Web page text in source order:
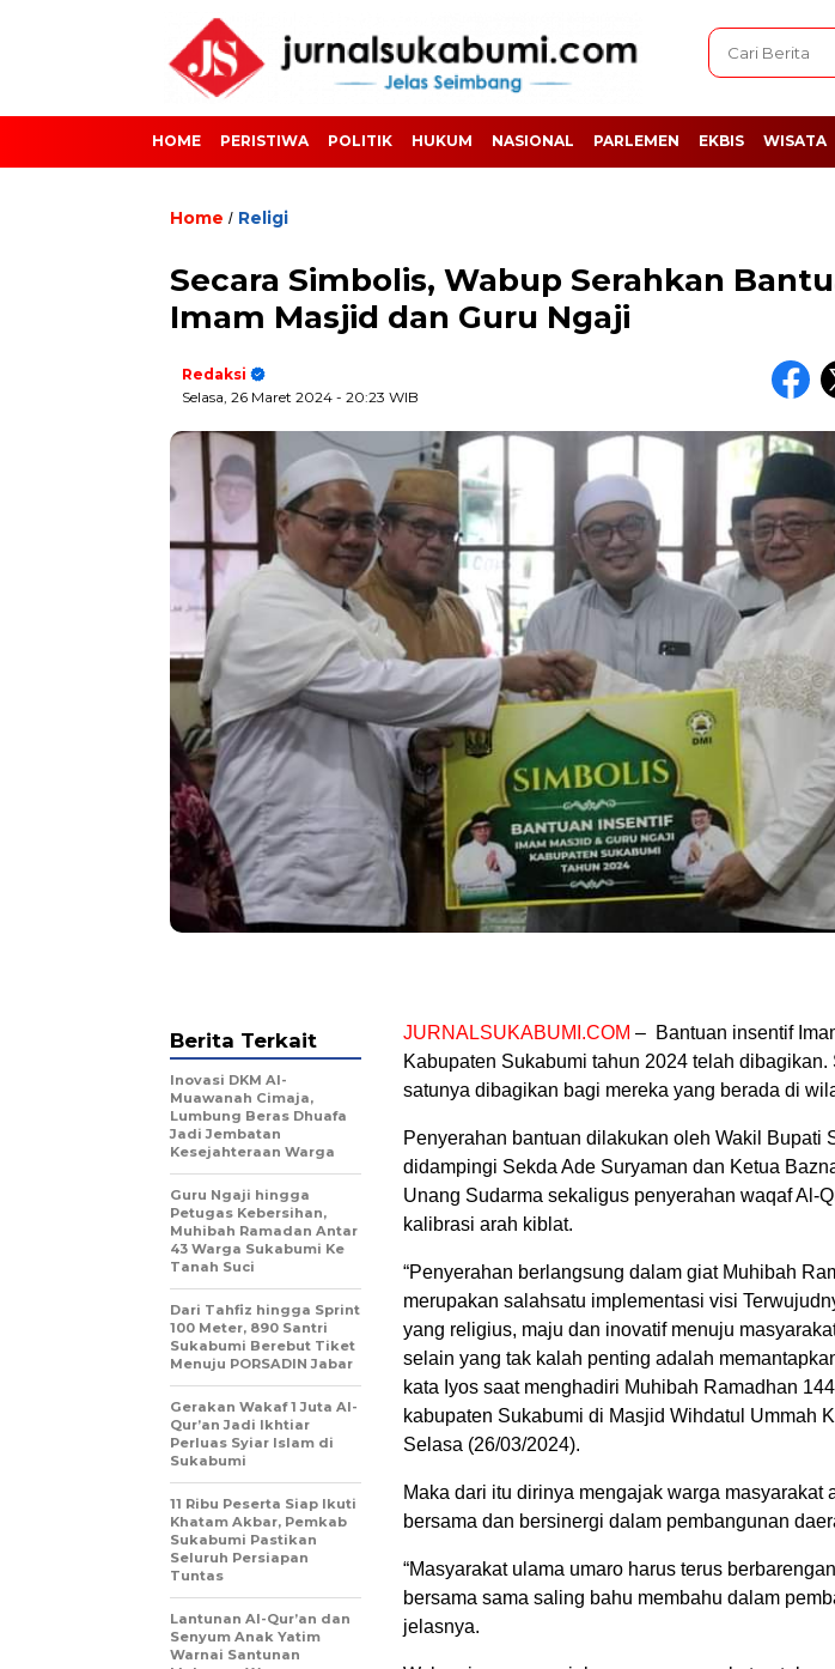
HOME PERISTIWA POLITIK HUKUM NASIONAL PARLEMEN EKBIS WISATA
Home / Religi
Secara Simbolis, Wabup Serahkan
Imam Masjid dan Guru Ngaji
Redaksi
Selasa, 26 Maret 2024 - 20:23 WIB
JURNALSUKABUMI.COM – Bantuan insentif
Kabupaten Sukabumi tahun 2024 telah
satunya dibagikan bagi mereka yang berada di
Penyerahan bantuan dilakukan oleh Wakil Bupati
didampingi Sekda Ade Suryaman dan Ketua
Unang Sudarma sekaligus penyerahan waqaf Al-
kalibrasi arah kiblat.
“Penyerahan berlangsung dalam giat Muhibah
merupakan salahsatu implementasi visi
yang religius, maju dan inovatif menuju
selain yang tak kalah penting adalah
kata Iyos saat menghadiri Muhibah Ramadhan
kabupaten Sukabumi di Masjid Wihdatul Ummah
Selasa (26/03/2024).
Maka dari itu dirinya mengajak warga masyarakat
bersama dan bersinergi dalam pembangunan
“Masyarakat ulama umaro harus terus
bersama sama saling bahu membahu dalam
jelasnya.
Berita Terkait
Inovasi DKM Al-
Muawanah Cimaja,
Lumbung Beras Dhuafa
Jadi Jembatan
Kesejahteraan Warga
Guru Ngaji hingga
Petugas Kebersihan,
Muhibah Ramadan Antar
43 Warga Sukabumi Ke
Tanah Suci
Dari Tahfiz hingga Sprint
100 Meter, 890 Santri
Sukabumi Berebut Tiket
Menuju PORSADIN Jabar
Gerakan Wakaf 1 Juta Al-
Qur’an Jadi Ikhtiar
Perluas Syiar Islam di
Sukabumi
11 Ribu Peserta Siap Ikuti
Khatam Akbar, Pemkab
Sukabumi Pastikan
Seluruh Persiapan
Tuntas
Lantunan Al-Qur’an dan
Senyum Anak Yatim
Warnai Santunan